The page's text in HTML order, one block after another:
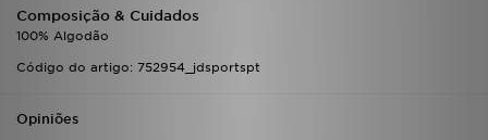
Composição & Cuidados
100% Algodão
Código do artigo: 752954_jdsportspt
Opiniões